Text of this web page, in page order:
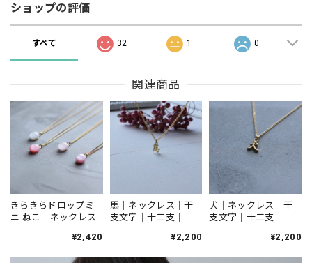
ショップの評価
すべて 32 1 0
関連商品
きらきらドロップミ
ニ ねこ｜ネックレス
¥2,420
馬｜ネックレス｜干
支文字｜十二支｜
¥2,200
犬｜ネックレス｜干
支文字｜十二支｜
¥2,200